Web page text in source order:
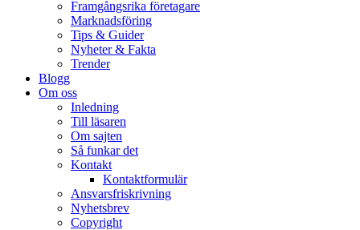
Framgångsrika företagare
Marknadsföring
Tips & Guider
Nyheter & Fakta
Trender
Blogg
Om oss
Inledning
Till läsaren
Om sajten
Så funkar det
Kontakt
Kontaktformulär
Ansvarsfriskrivning
Nyhetsbrev
Copyright